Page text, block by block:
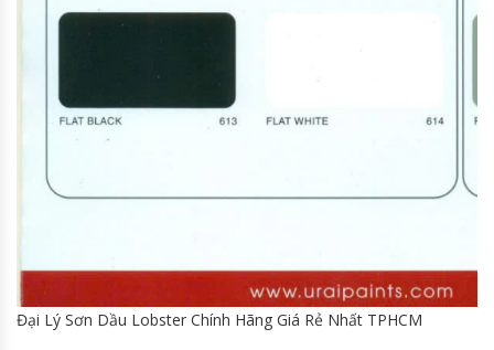
Đại Lý Sơn Dầu Lobster Chính Hãng Giá Rẻ Nhất TPHCM